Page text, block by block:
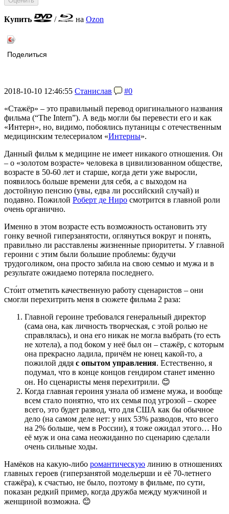
Купить / на Ozon
Поделиться
2018-10-10 12:46:55 Станислав
#0
«Стажёр» – это правильный перевод оригинального названия
фильма (“The Intern”). А ведь могли бы перевести его и как
«Интерн», но, видимо, побоялись путаницы с отечественным
медицинским телесериалом «Интерны».
Данный фильм к медицине не имеет никакого отношения. Он
– о «золотом возрасте» человека в цивилизованном обществе,
возрасте в 50-60 лет и старше, когда дети уже выросли,
появилось больше времени для себя, а с выходом на
достойную пенсию (увы, едва ли российский случай) и
подавно. Пожилой Роберт де Ниро смотрится в главной роли
очень органично.
Именно в этом возрасте есть возможность остановить эту
гонку вечной гиперзанятости, оглянуться вокруг и понять,
правильно ли расставлены жизненные приоритеты. У главной
героини с этим были большие проблемы: будучи
трудоголиком, она просто забила на свою семью и мужа и в
результате ожидаемо потеряла последнего.
Сто́ит отметить качественную работу сценаристов – они
смогли перехитрить меня в сюжете фильма 2 раза:
Главной героине требовался генеральный директор
(сама она, как личность творческая, с этой ролью не
справлялась), и она его никак не могла выбрать (то есть
не хотела), а под боком у неё был он – стажёр, с которым
она прекрасно ладила, причём не юнец какой-то, а
пожилой дядя с опытом управления. Естественно, я
подумал, что в конце концов гендиром станет именно
он. Но сценаристы меня перехитрили. 😊
Когда главная героиня узнала об измене мужа, и вообще
всем стало понятно, что их семья под угрозой – скорее
всего, это будет развод, что для США как бы обычное
дело (на самом деле нет: у них 53% разводов, что всего
на 2% больше, чем в России), я тоже ожидал этого… Но
её муж и она сама неожиданно по сценарию сделали
очень сильные ходы.
Намёков на какую-либо романтическую линию в отношениях
главных героев (гиперзанятой модельерши и её 70-летнего
стажёра), к счастью, не было, поэтому в фильме, по сути,
показан редкий пример, когда дружба между мужчиной и
женщиной возможна. 😊